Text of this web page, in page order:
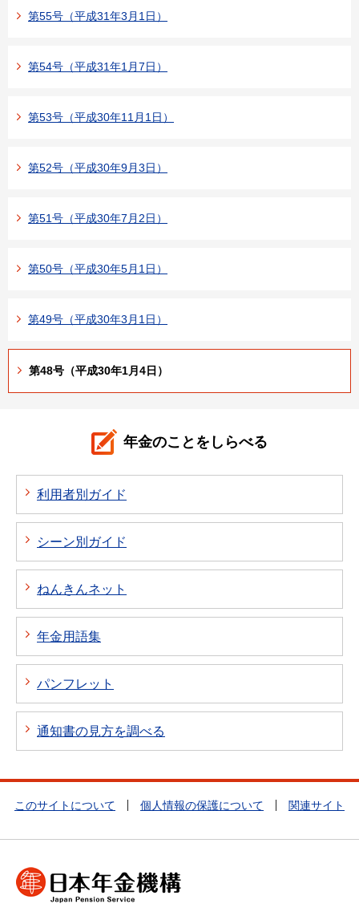
第55号（平成31年3月1日）
第54号（平成31年1月7日）
第53号（平成30年11月1日）
第52号（平成30年9月3日）
第51号（平成30年7月2日）
第50号（平成30年5月1日）
第49号（平成30年3月1日）
第48号（平成30年1月4日）
年金のことをしらべる
利用者別ガイド
シーン別ガイド
ねんきんネット
年金用語集
パンフレット
通知書の見方を調べる
このサイトについて 個人情報の保護について 関連サイト